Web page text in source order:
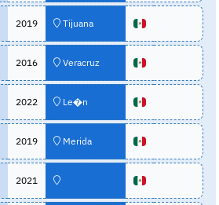
2019 Tijuana
2016 Veracruz
2022 Le�n
2019 Merida
2021